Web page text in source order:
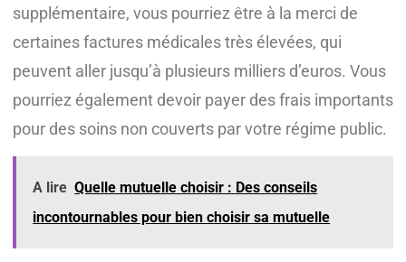
supplémentaire, vous pourriez être à la merci de
certaines factures médicales très élevées, qui
peuvent aller jusqu’à plusieurs milliers d’euros. Vous
pourriez également devoir payer des frais importants
pour des soins non couverts par votre régime public.
A lire Quelle mutuelle choisir : Des conseils
incontournables pour bien choisir sa mutuelle